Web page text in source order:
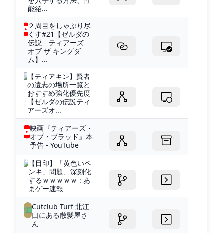
能紹...
２周目をしゃぶり尽
くす#21【ゼルダの
伝説 ティアーズ
オブ ザ キングダ
ム】...
【ティアキン】賢者
の遺志の場所一覧と
おすすめ強化優先度
【ゼルダの伝説ティ
アーズオ...
映画『ティアーズ・
オブ・ブラッド』本
予告 - YouTube
【目印】「黄色いペ
ンキ」問題、深刻化
するｗｗｗｗｗ : あ
まゲー速報
Cutclub Turf 北江
口にある散髪屋さ
ん